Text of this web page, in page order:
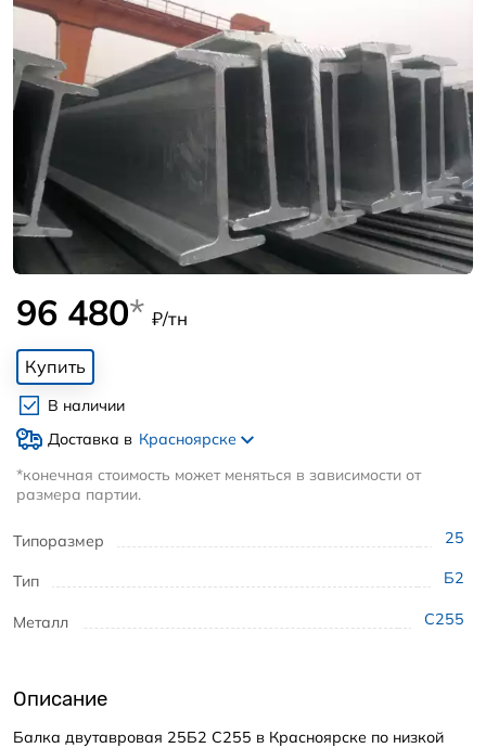
Типоразмер 25
Тип Б2
Металл С255
96 480* ₽/тн
Купить
В наличии
Доставка в Красноярске
*конечная стоимость может меняться в зависимости от
размера партии.
Описание
Балка двутавровая 25Б2 С255 в Красноярске по низкой